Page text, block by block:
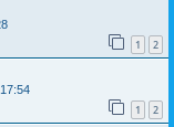
1 2
1 2